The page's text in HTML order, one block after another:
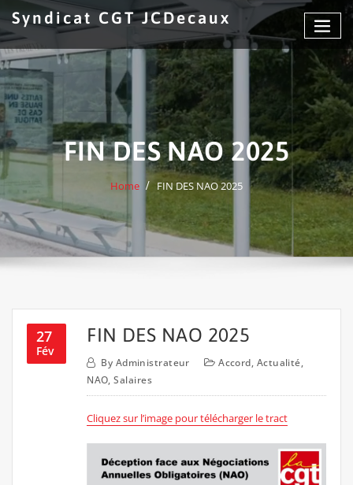
to
content
Syndicat CGT JCDecaux
FIN DES NAO 2025
Home FIN DES NAO 2025
27
Fév
FIN DES NAO 2025
By Administrateur Accord, Actualité,
NAO,Salaires
Cliquez sur l’image pour télécharger le tract